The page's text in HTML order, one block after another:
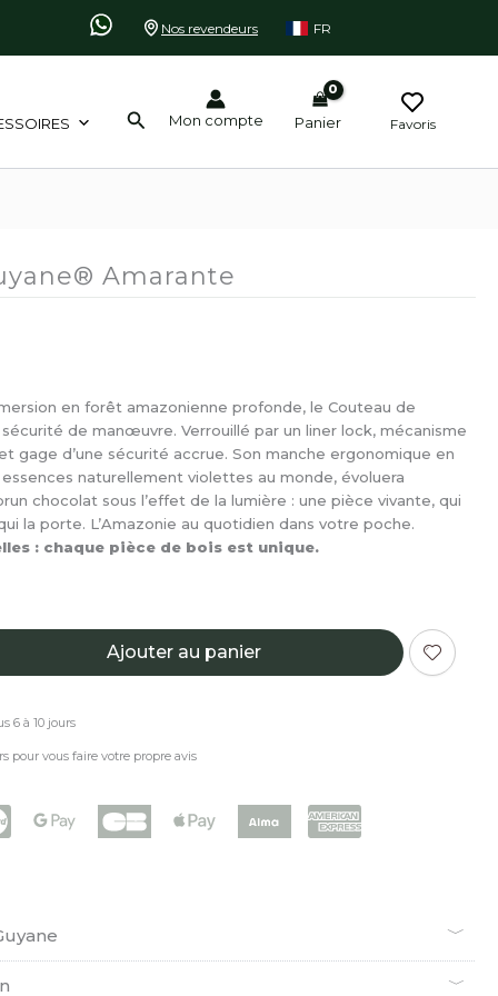
Nos revendeurs FR
Rechercher
Mon compte Panier Favoris
Amarante
en forêt amazonienne profonde, le Couteau de
de manœuvre. Verrouillé par un liner lock, mécanisme
gage d’une sécurité accrue. Son manche ergonomique en
essences naturellement violettes au monde, évoluera
chocolat sous l’effet de la lumière : une pièce vivante, qui
la porte. L’Amazonie au quotidien dans votre poche.
: chaque pièce de bois est unique.
Ajouter au panier
6 à 10 jours
pour vous faire votre propre avis